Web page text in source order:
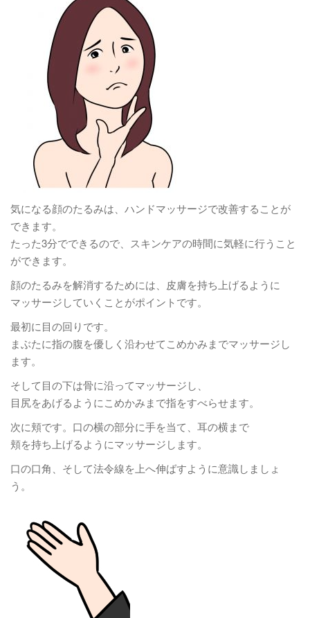
気になる顔のたるみは、ハンドマッサージで改善することが
できます。
たった3分でできるので、スキンケアの時間に気軽に行うこと
ができます。
顔のたるみを解消するためには、皮膚を持ち上げるように
マッサージしていくことがポイントです。
最初に目の回りです。
まぶたに指の腹を優しく沿わせてこめかみまでマッサージし
ます。
そして目の下は骨に沿ってマッサージし、
目尻をあげるようにこめかみまで指をすべらせます。
次に頬です。口の横の部分に手を当て、耳の横まで
頬を持ち上げるようにマッサージします。
口の口角、そして法令線を上へ伸ばすように意識しましょ
う。